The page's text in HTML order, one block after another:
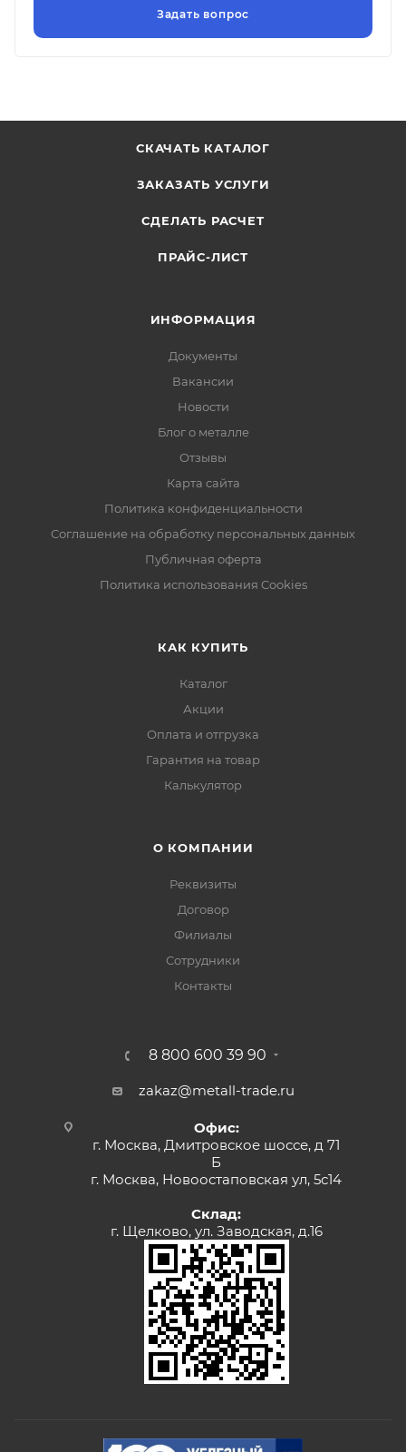
СКАЧАТЬ КАТАЛОГ
ЗАКАЗАТЬ УСЛУГИ
СДЕЛАТЬ РАСЧЕТ
ПРАЙС-ЛИСТ
ИНФОРМАЦИЯ
Документы
Вакансии
Новости
Блог о металле
Отзывы
Карта сайта
Политика конфиденциальности
Соглашение на обработку персональных данных
Публичная оферта
Политика использования Cookies
КАК КУПИТЬ
Каталог
Акции
Оплата и отгрузка
Гарантия на товар
Калькулятор
О КОМПАНИИ
Реквизиты
Договор
Филиалы
Сотрудники
Контакты
8 800 600 39 90
zakaz@metall-trade.ru
Офис:
г. Москва, Дмитровское шоссе, д 71
Б
г. Москва, Новоостаповская ул, 5с14
Склад:
г. Щелково, ул. Заводская, д.16